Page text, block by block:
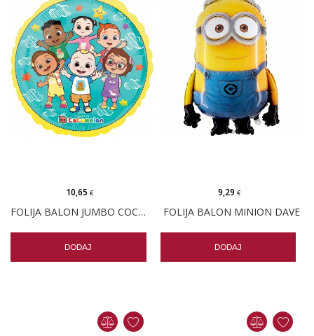
FOLIJA BALON JUMBO COCOMELON
10,65 €
DODAJ
FOLIJA BALON MINION DAVE
9,29 €
DODAJ